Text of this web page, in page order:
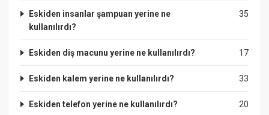
35
Eskiden insanlar şampuan yerine ne
kullanılırdı?
17
Eskiden diş macunu yerine ne kullanılırdı?
33
Eskiden kalem yerine ne kullanılırdı?
20
Eskiden telefon yerine ne kullanılırdı?